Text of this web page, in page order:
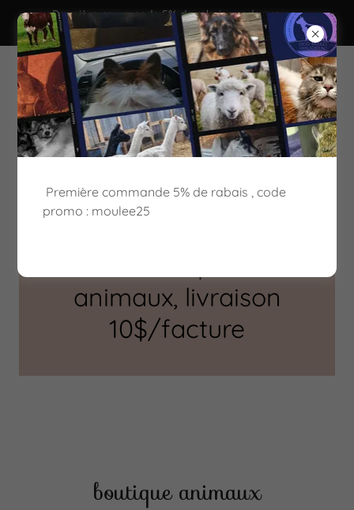
Première commande 5% de rabais , code promo :
moulee25
animaux, livraison
10$/facture
boutique animaux
Première commande 5% de rabais , code
promo : moulee25